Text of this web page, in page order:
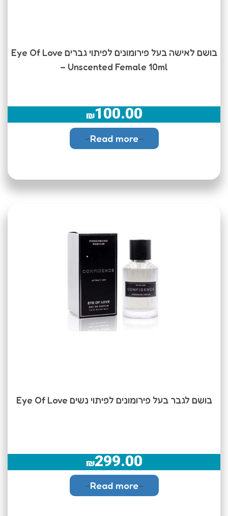
בושם לאישה בעל פירומונים לפיתוי גברים Eye Of Love
– Unscented Female 10ml
₪100.00
Read more
בושם לגבר בעל פירומונים לפיתוי נשים Eye Of Love
₪299.00
Read more